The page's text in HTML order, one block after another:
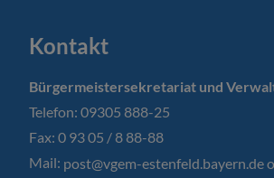
Kontakt
Bürgermeistersekretariat und
Telefon: 09305 888-25
Fax: 0 93 05 / 8 88-88
Mail: post@vgem-estenfeld.bayern.de